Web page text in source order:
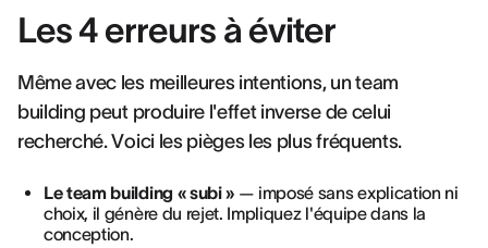
Les 4 erreurs à éviter
Même avec les meilleures intentions, un team
building peut produire l'effet inverse de celui
recherché. Voici les pièges les plus fréquents.
Le team building « subi » — imposé sans explication ni
choix, il génère du rejet. Impliquez l'équipe dans la
conception.